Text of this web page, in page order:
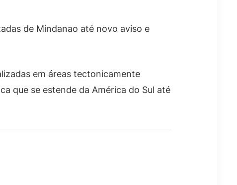
de Mindanao até novo aviso e
em áreas tectonicamente
que se estende da América do Sul até